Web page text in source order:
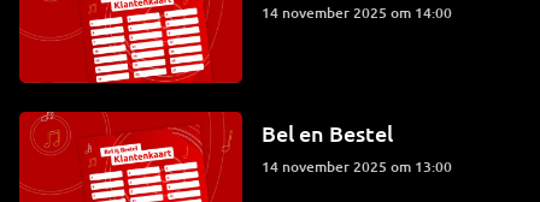
14 november 2025 om 14:00
Bel en Bestel
14 november 2025 om 13:00